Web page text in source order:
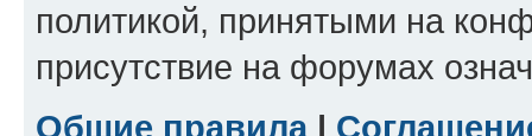
политикой, принятыми на
присутствие на форумах
Общие правила|